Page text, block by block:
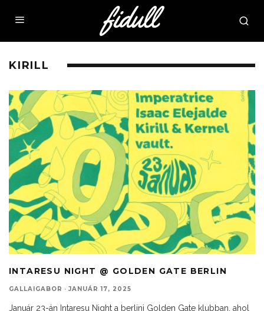
KIRILL
INTARESU NIGHT @ GOLDEN GATE BERLIN
GALLAIGABOR · JANUÁR 17, 2025
Január 23-án Intaresu Night a berlini Golden Gate klubban, ahol